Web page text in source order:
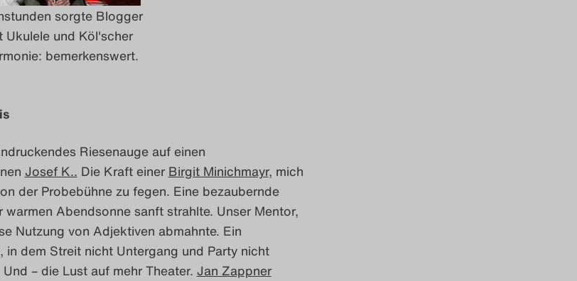
sorgte Blogger
Ukulele und Köl'scher
bemerkenswert.
Riesenauge auf einen
Josef K.. Die Kraft einerBirgit Minichmayr, mich
der Probebühne zu fegen. Eine bezaubernde
warmen Abendsonne sanft strahlte. Unser Mentor,
Nutzung von Adjektiven abmahnte. Ein
in dem Streit nicht Untergang und Party nicht
– die Lust auf mehr Theater. Jan Zappner